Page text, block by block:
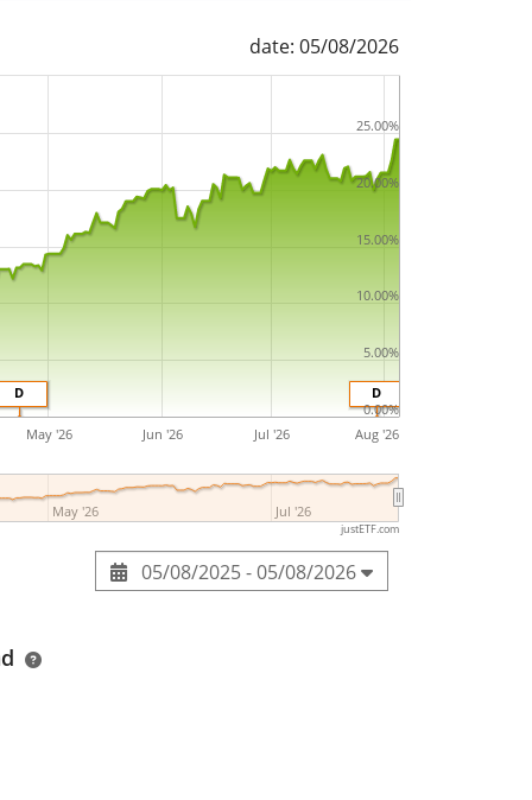
date: 05/08/2026
D
D
May '26 Jun '26 Jul '26 Aug '26
May '26 Jul '26
0.00%
5.00%
10.00%
15.00%
20.00%
25.00%
justETF.com
05/08/2025 - 05/08/2026